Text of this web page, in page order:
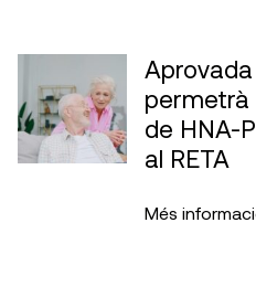
permetrà
de HNA-
al RETA
Més